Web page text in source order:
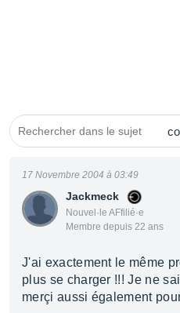
Jackmeck
Nouvel·le AFfilié·e
Membre depuis 22 ans
17 Novembre 2004 à 03:49
J'ai exactement le même
plus se charger !!! Je ne
merçi aussi également